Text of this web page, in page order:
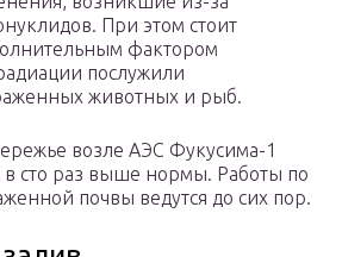
При этом стоит
фактором
послужили
животных и рыб.
возле АЭС Фукусима-1
сто раз выше нормы. Работы по
почвы ведутся до сих пор.